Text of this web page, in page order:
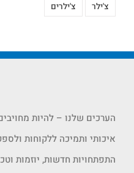
צ'ילר
צ'ילרים
הערכים שלנו – להיות
איכותי ותמיכה ללקוחות
התפתחויות חדשות, יוזמות